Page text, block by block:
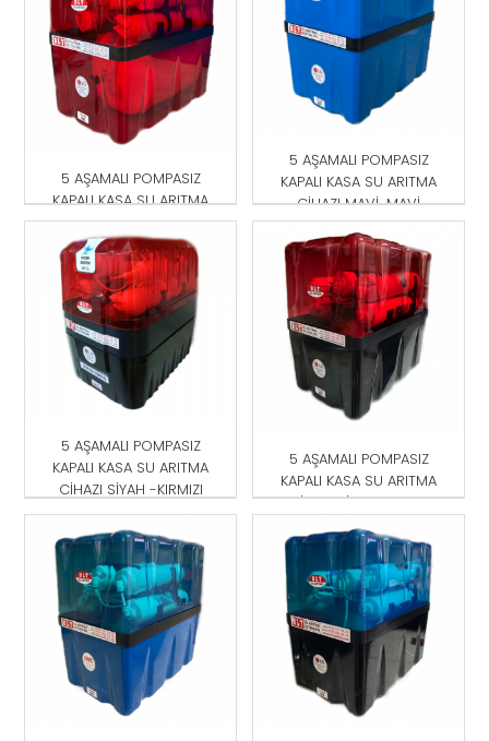
5 AŞAMALI POMPASIZ
KAPALI KASA SU ARITMA
CİHAZI KIRMIZI
5 AŞAMALI POMPASIZ
KAPALI KASA SU ARITMA
CİHAZI MAVİ-MAVİ
5 AŞAMALI POMPASIZ
KAPALI KASA SU ARITMA
CİHAZI SİYAH -KIRMIZI
5 AŞAMALI POMPASIZ
KAPALI KASA SU ARITMA
CİHAZI SİYAH-KIRMIZI